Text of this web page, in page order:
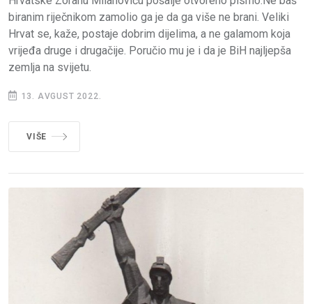
biranim riječnikom zamolio ga je da ga više ne brani. Veliki
Hrvat se, kaže, postaje dobrim dijelima, a ne galamom koja
vrijeđa druge i drugačije. Poručio mu je i da je BiH najljepša
zemlja na svijetu.
13. AVGUST 2022.
VIŠE